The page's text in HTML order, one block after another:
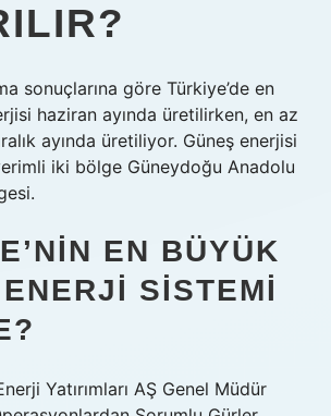
sonuçlarına göre Türkiye’de en
haziran ayında üretilirken, en az
ayında üretiliyor. Güneş enerjisi
iki bölge Güneydoğu Anadolu
EN BÜYÜK
SISTEMI
Yatırımları AŞ Genel Müdür